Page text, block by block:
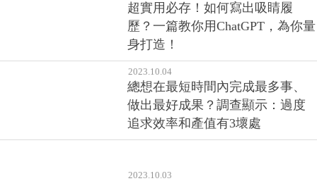
超實用必存！如何寫出吸睛履
歷？一篇教你用ChatGPT，為你量
身打造！
2023.10.04
總想在最短時間內完成最多事、
做出最好成果？調查顯示：過度
追求效率和產值有3壞處
2023.10.03